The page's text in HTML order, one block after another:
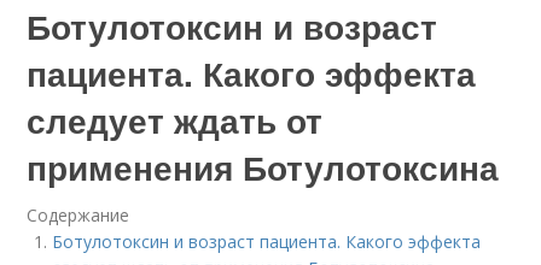
Ботулотоксин и возраст
пациента. Какого эффекта
следует ждать от
применения Ботулотоксина
Содержание
Ботулотоксин и возраст пациента. Какого эффекта